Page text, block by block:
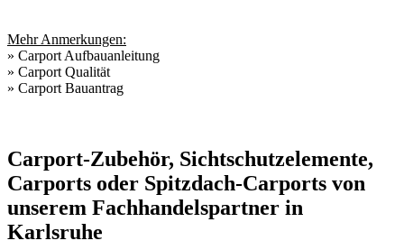
Mehr Anmerkungen:
» Carport Aufbauanleitung
» Carport Qualität
» Carport Bauantrag
Carport-Zubehör, Sichtschutzelemente,
Carports oder Spitzdach-Carports von
unserem Fachhandelspartner in
Karlsruhe